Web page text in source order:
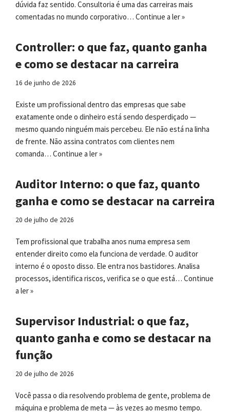
dúvida faz sentido. Consultoria é uma das carreiras mais
comentadas no mundo corporativo… Continue a ler »
Controller: o que faz, quanto ganha
e como se destacar na carreira
16 de junho de 2026
Existe um profissional dentro das empresas que sabe
exatamente onde o dinheiro está sendo desperdiçado —
mesmo quando ninguém mais percebeu. Ele não está na linha
de frente. Não assina contratos com clientes nem
comanda… Continue a ler »
Auditor Interno: o que faz, quanto
ganha e como se destacar na carreira
20 de julho de 2026
Tem profissional que trabalha anos numa empresa sem
entender direito como ela funciona de verdade. O auditor
interno é o oposto disso. Ele entra nos bastidores. Analisa
processos, identifica riscos, verifica se o que está… Continue
a ler »
Supervisor Industrial: o que faz,
quanto ganha e como se destacar na
função
20 de julho de 2026
Você passa o dia resolvendo problema de gente, problema de
máquina e problema de meta — às vezes ao mesmo tempo.